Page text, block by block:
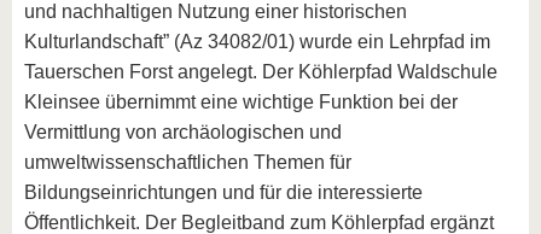
und nachhaltigen Nutzung einer historischen
Kulturlandschaft” (Az 34082/01) wurde ein Lehrpfad im
Tauerschen Forst angelegt. Der Köhlerpfad Waldschule
Kleinsee übernimmt eine wichtige Funktion bei der
Vermittlung von archäologischen und
umweltwissenschaftlichen Themen für
Bildungseinrichtungen und für die interessierte
Öffentlichkeit. Der Begleitband zum Köhlerpfad ergänzt